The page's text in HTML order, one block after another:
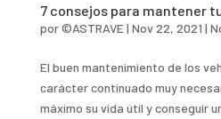
7 consejos para mantener
por©ASTRAVE| Nov 22, 2021 |
El buen mantenimiento de los
carácter continuado muy
máximo su vida útil y conseguir